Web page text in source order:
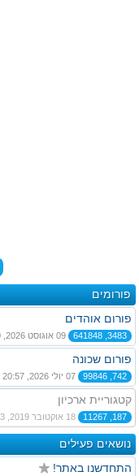
פורומים
פורום אוהדים
3483, 641848
פורום שכונה
742, 99846
קטגוריית ארכיון
187, 11267
נושאים פעילים
התחדשנו באתר!